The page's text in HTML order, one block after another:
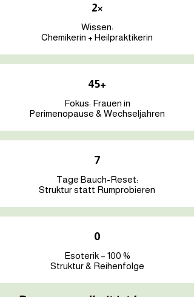
2×
Wissen:
Chemikerin + Heilpraktikerin
45+
Fokus: Frauen in
Perimenopause & Wechseljahren
7
Tage Bauch-Reset:
Struktur statt Rumprobieren
0
Esoterik – 100 %
Struktur & Reihenfolge